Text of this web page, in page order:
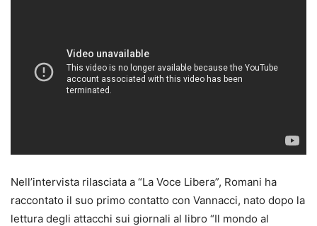
Nell’intervista rilasciata a “La Voce Libera”, Romani ha
raccontato il suo primo contatto con Vannacci, nato dopo la
lettura degli attacchi sui giornali al libro “Il mondo al